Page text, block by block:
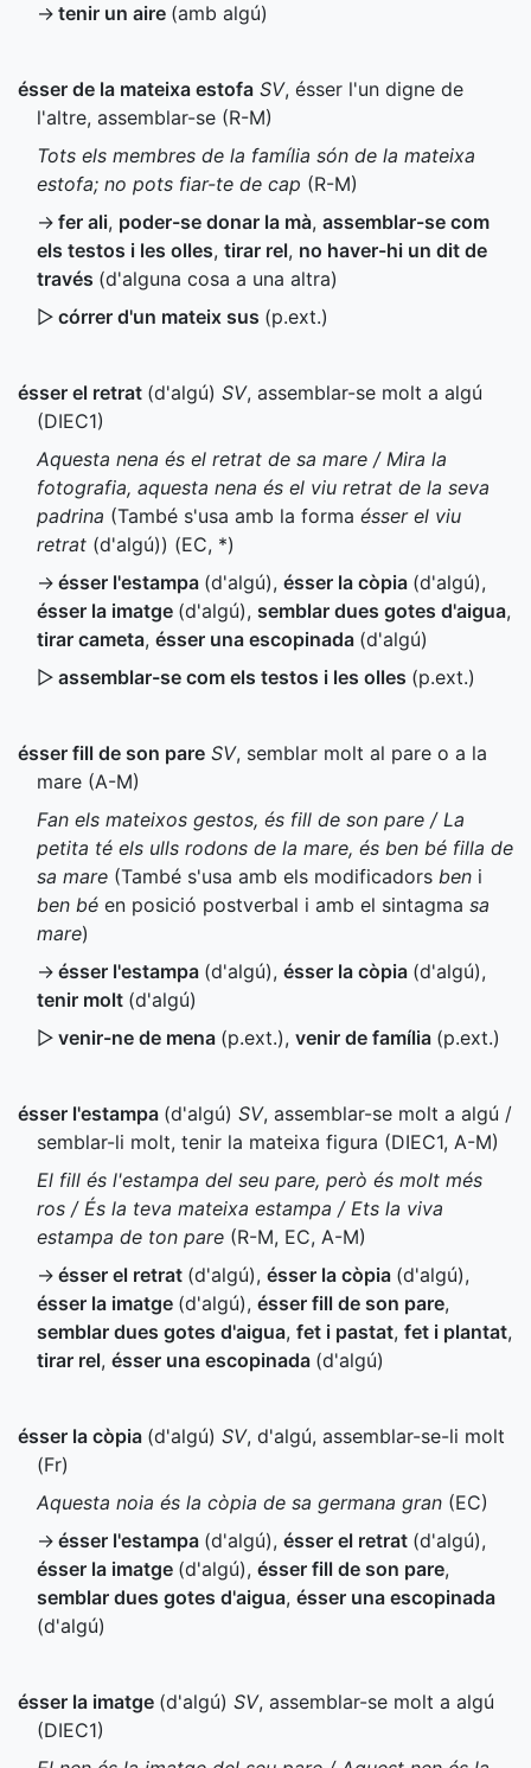
→ tenir un aire (amb algú)
ésser de la mateixa estofa SV, ésser l'un digne de
l'altre, assemblar-se (R-M)
Tots els membres de la família són de la mateixa
estofa; no pots fiar-te de cap (R-M)
→ fer ali, poder-se donar la mà, assemblar-se com
els testos i les olles, tirar rel, no haver-hi un dit de
través (d'alguna cosa a una altra)
▷ córrer d'un mateix sus (p.ext.)
ésser el retrat (d'algú) SV, assemblar-se molt a algú
(DIEC1)
Aquesta nena és el retrat de sa mare / Mira la
fotografia, aquesta nena és el viu retrat de la seva
padrina (També s'usa amb la forma ésser el viu
retrat (d'algú)) (EC, *)
→ ésser l'estampa (d'algú), ésser la còpia (d'algú),
ésser la imatge (d'algú), semblar dues gotes d'aigua,
tirar cameta, ésser una escopinada (d'algú)
▷ assemblar-se com els testos i les olles (p.ext.)
ésser fill de son pare SV, semblar molt al pare o a la
mare (A-M)
Fan els mateixos gestos, és fill de son pare / La
petita té els ulls rodons de la mare, és ben bé filla de
sa mare (També s'usa amb els modificadors ben i
ben bé en posició postverbal i amb el sintagma sa
mare)
→ ésser l'estampa (d'algú), ésser la còpia (d'algú),
tenir molt (d'algú)
▷ venir-ne de mena (p.ext.), venir de família (p.ext.)
ésser l'estampa (d'algú) SV, assemblar-se molt a algú /
semblar-li molt, tenir la mateixa figura (DIEC1, A-M)
El fill és l'estampa del seu pare, però és molt més
ros / És la teva mateixa estampa / Ets la viva
estampa de ton pare (R-M, EC, A-M)
→ ésser el retrat (d'algú), ésser la còpia (d'algú),
ésser la imatge (d'algú), ésser fill de son pare,
semblar dues gotes d'aigua, fet i pastat, fet i plantat,
tirar rel, ésser una escopinada (d'algú)
ésser la còpia (d'algú) SV, d'algú, assemblar-se-li molt
(Fr)
Aquesta noia és la còpia de sa germana gran (EC)
→ ésser l'estampa (d'algú), ésser el retrat (d'algú),
ésser la imatge (d'algú), ésser fill de son pare,
semblar dues gotes d'aigua, ésser una escopinada
(d'algú)
ésser la imatge (d'algú) SV, assemblar-se molt a algú
(DIEC1)